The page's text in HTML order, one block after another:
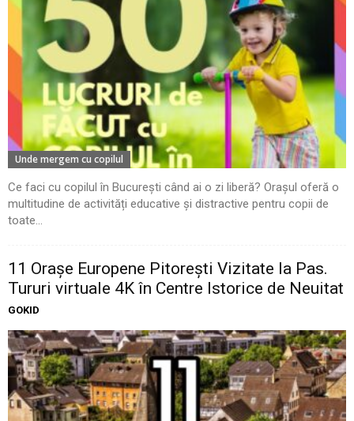
Unde mergem cu copilul
Ce faci cu copilul în București când ai o zi liberă? Orașul oferă o
multitudine de activități educative și distractive pentru copii de
toate...
11 Oraşe Europene Pitoreşti Vizitate la Pas.
Tururi virtuale 4K în Centre Istorice de Neuitat
GOKID